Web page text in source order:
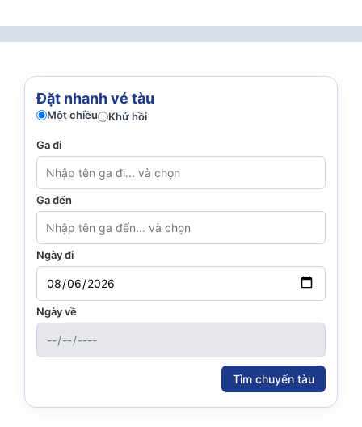
Đặt nhanh vé tàu
Một chiều Khứ hồi
Ga đi
Ga đến
Ngày đi
Ngày về
Tìm chuyến tàu